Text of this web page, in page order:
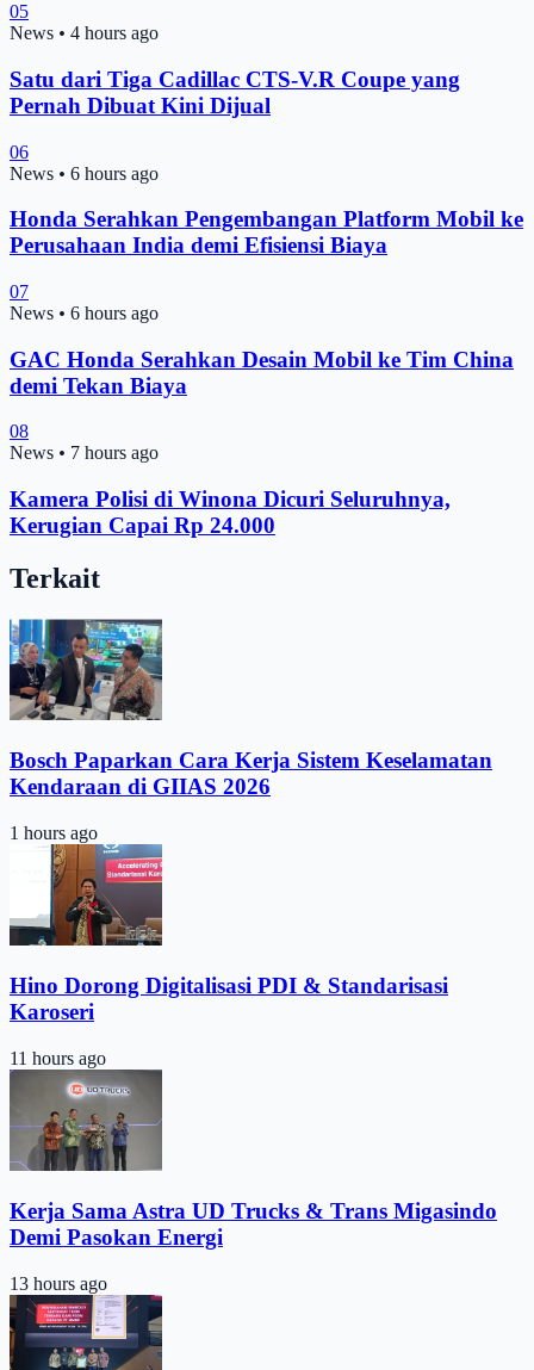
05
News • 4 hours ago
Satu dari Tiga Cadillac CTS-V.R Coupe yang
Pernah Dibuat Kini Dijual
06
News • 6 hours ago
Honda Serahkan Pengembangan Platform Mobil ke
Perusahaan India demi Efisiensi Biaya
07
News • 6 hours ago
GAC Honda Serahkan Desain Mobil ke Tim China
demi Tekan Biaya
08
News • 7 hours ago
Kamera Polisi di Winona Dicuri Seluruhnya,
Kerugian Capai Rp 24.000
Terkait
Bosch Paparkan Cara Kerja Sistem Keselamatan
Kendaraan di GIIAS 2026
1 hours ago
Hino Dorong Digitalisasi PDI & Standarisasi
Karoseri
11 hours ago
Kerja Sama Astra UD Trucks & Trans Migasindo
Demi Pasokan Energi
13 hours ago